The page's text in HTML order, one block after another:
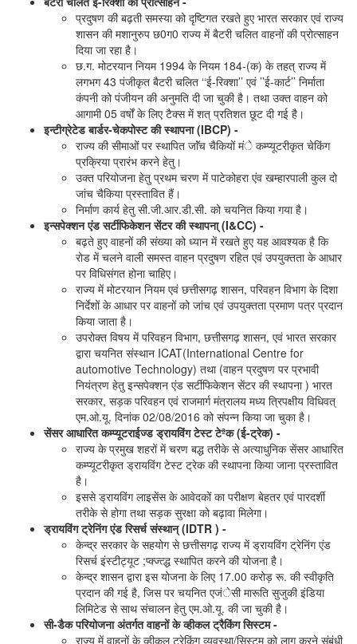
प्रदुषण की बढ़ती समस्या को दृष्टिगत रखते हुए भारत सरकार एवं राज्य
शासन की मशानुरुप छ0ग0 राज्य में बैटरी चलित वाहनों की प्रोत्साहन
दिया जा रहा है।
छ.ग. मोटरयान नियम 1994 के नियम 184-(क) के तहत् राज्य में
लगभग 43 पंजीकृत बैटरी चलित ‘‘ई-रिक्शा’’ एवं ’’ई-कार्ट’’ निर्माता
कंपनी को पंजीयन की अनुमति दी जा चुकी है। तथा उक्त वाहन को
आगामी 05 वर्षों के लिए टैक्स में शत् प्रतिशत छूट दी गई है।
इन्टीग्रेटेड बार्डर-चेकपोस्ट की स्थापना (IBCP) -
राज्य की सीमाओं पर स्थापित जाॅंच चैकियों मंे कम्प्यूटरीकृत चेकिंग
प्रक्रिया प्रारंभ करने हेतु।
उक्त परियोजना हेतु प्रथम चरण में पाटेकोहरा एंव खम्हारपाली कुल दो
जांच चैकिया प्रस्तावित हैं।
निर्माण कार्य हेतु सी.जी.आर.डी.सी. को चयनित किया गया है।
इन्सपेक्शन एंड सर्टीफिकेशन सेंटर की स्थापना् (I&CC) -
बढ़ते हुए वाहनों की संख्या को ध्यान में रखते हुए यह आवश्यक है कि
रोड में चलने वाली समस्त वाहन प्रदुषण रहित एवं उपयुक्तता के आधार
पर विधिसंगत होना चाहिए।
राज्य में मोटरयान नियम एवं छत्तीसगढ़ शासन, परिवहन विभाग के दिशा
निर्देशों के आधार पर वाहनों को जांच एवं उपयुक्तता प्रमाण पत्र प्रदान
किया जाता है।
उपरोक्त विषय में परिवहन विभाग, छत्तीसगढ़ शासन, एवं भारत सरकार
द्वारा चयनित संस्थान ICAT(International Centre for
automotive Technology) तथा (वाहन प्रदुषण पर प्रभावी
नियंत्रण हेतु इन्सपेक्शन एंड सर्टीफिकेशन सेंटर की स्थापना ) भारत
सरकार, सड़क परिवहन एवं राजमार्ग मंत्रालय मध्य त्रिपक्षीय विधिवत्
एम.ओ.यू. दिनांक 02/08/2016 को संपन्न किया जा चुका है।
सेंसर आधारित कम्प्यूटराईज्ड ड्रायविंग टेस्ट टेªक (ई-ट्रेक) -
राज्य के प्रमुख शहरों में चरण बद्ध तरीके से अत्याधुनिक सेंसर आधारित
कम्प्यूटरीकृत ड्रायविंग टेस्ट ट्रेक की स्थापना किया जाना प्रस्तावित
है।
इससे ड्रायविंग लाइसेंस के आवेदकों का परीक्षण बेहतर एवं पारदर्शी
तरीके से होगा तथा सड़क सुरक्षा को बढ़ावा मिलेगा।
ड्रायविंग ट्रेनिंग एंड रिसर्च संस्थान् (IDTR ) -
केन्द्र सरकार के सहयोग से छत्तीसगढ़ राज्य में ड्रायविंग ट्रेनिंग एंड
रिसर्च इंस्टीट्यूट ;प्क्ज्त्द्ध स्थापित करने की योजना है।
केन्द्र शासन द्वारा इस योजना के लिए 17.00 करोड़ रू. की स्वीकृति
प्रदान की गई है, जिस पर चयनित एजंेसी मारूति सुजुकी इंडिया
लिमिटेड से साथ संचालन हेतु एम.ओ.यू. की जा चुकी है।
सी-डैक परियोजना अंतर्गत वाहनों के व्हीकल ट्रैकिंग सिस्टम -
राज्य में वाहनों के व्हीकल ट्रेकिंग व्यवस्था/सिस्टम को लागू करने संबंधी